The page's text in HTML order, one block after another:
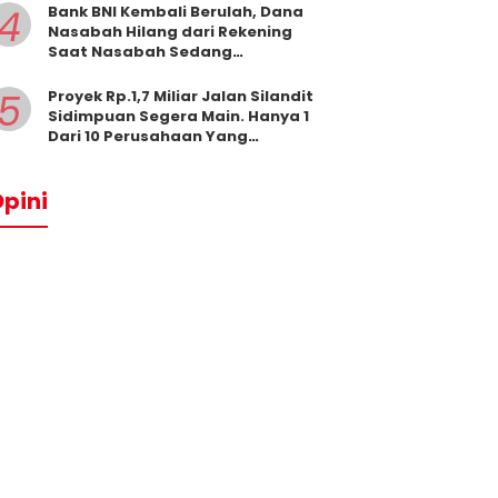
Bank BNI Kembali Berulah, Dana
Nasabah Hilang dari Rekening
Saat Nasabah Sedang
Proyek Rp.1,7 Miliar Jalan Silandit
Sidimpuan Segera Main. Hanya 1
Dari 10 Perusahaan Yang